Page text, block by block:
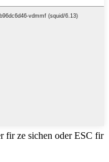
fir ze sichen oder ESC fir